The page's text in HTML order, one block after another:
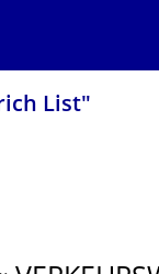
List"